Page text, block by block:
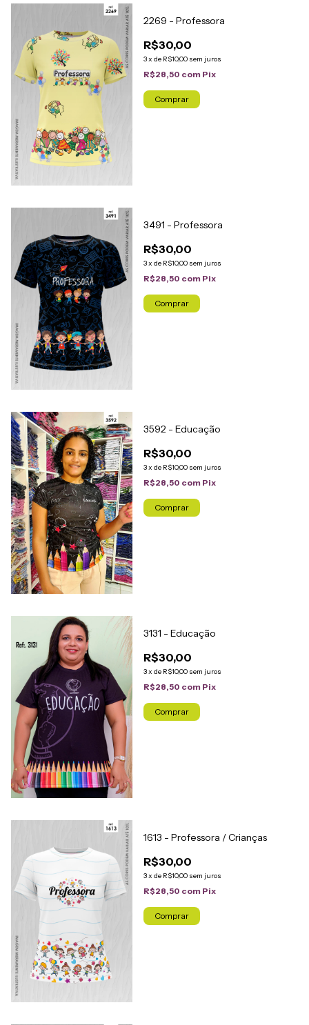
2269 - Professora
R$30,00
3x de R$10,00 sem juros
R$28,50 com Pix
Comprar
3491 - Professora
R$30,00
3x de R$10,00 sem juros
R$28,50 com Pix
Comprar
3592 - Educação
R$30,00
3x de R$10,00 sem juros
R$28,50 com Pix
Comprar
3131 - Educação
R$30,00
3x de R$10,00 sem juros
R$28,50 com Pix
Comprar
1613 - Professora / Crianças
R$30,00
3x de R$10,00 sem juros
R$28,50 com Pix
Comprar